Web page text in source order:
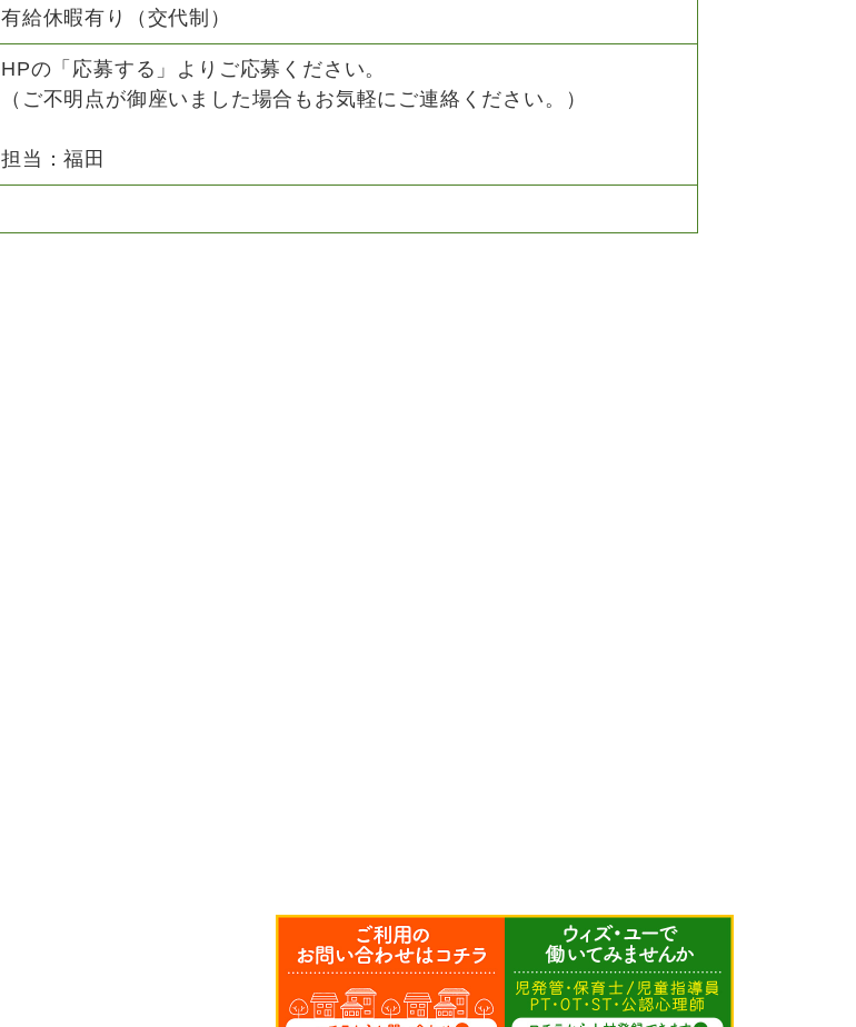
有給休暇有り（交代制）
HPの「応募する」よりご応募ください。
（ご不明点が御座いました場合もお気軽にご連絡ください。）
担当：福田